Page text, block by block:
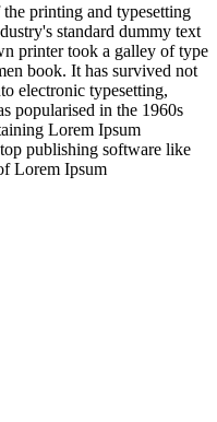
printing and typesetting
standard dummy text
printer took a galley of type
book. It has survived not
electronic typesetting,
popularised in the 1960s
Lorem Ipsum
publishing software like
Lorem Ipsum